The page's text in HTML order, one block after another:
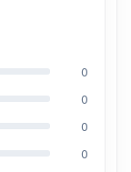
0
0
0
0